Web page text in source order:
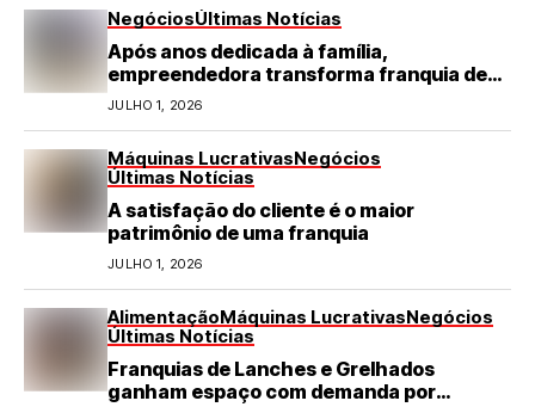
NegóciosÚltimas Notícias
Após anos dedicada à família,
empreendedora transforma franquia de
turismo em negócio de destaque no RN
JULHO 1, 2026
Máquinas LucrativasNegócios
Últimas Notícias
A satisfação do cliente é o maior
patrimônio de uma franquia
JULHO 1, 2026
AlimentaçãoMáquinas LucrativasNegócios
Últimas Notícias
Franquias de Lanches e Grelhados
ganham espaço com demanda por